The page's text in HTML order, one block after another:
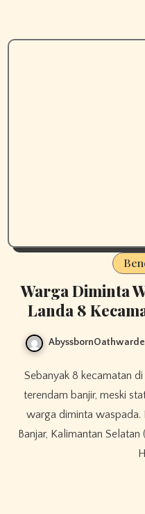
Warga Diminta
Landa 8
Sebanyak 8 kecamatan di Kabupaten Banjar, Kalsel, masih
terendam banjir, meski
warga diminta waspada.
Banjar, Kalimantan